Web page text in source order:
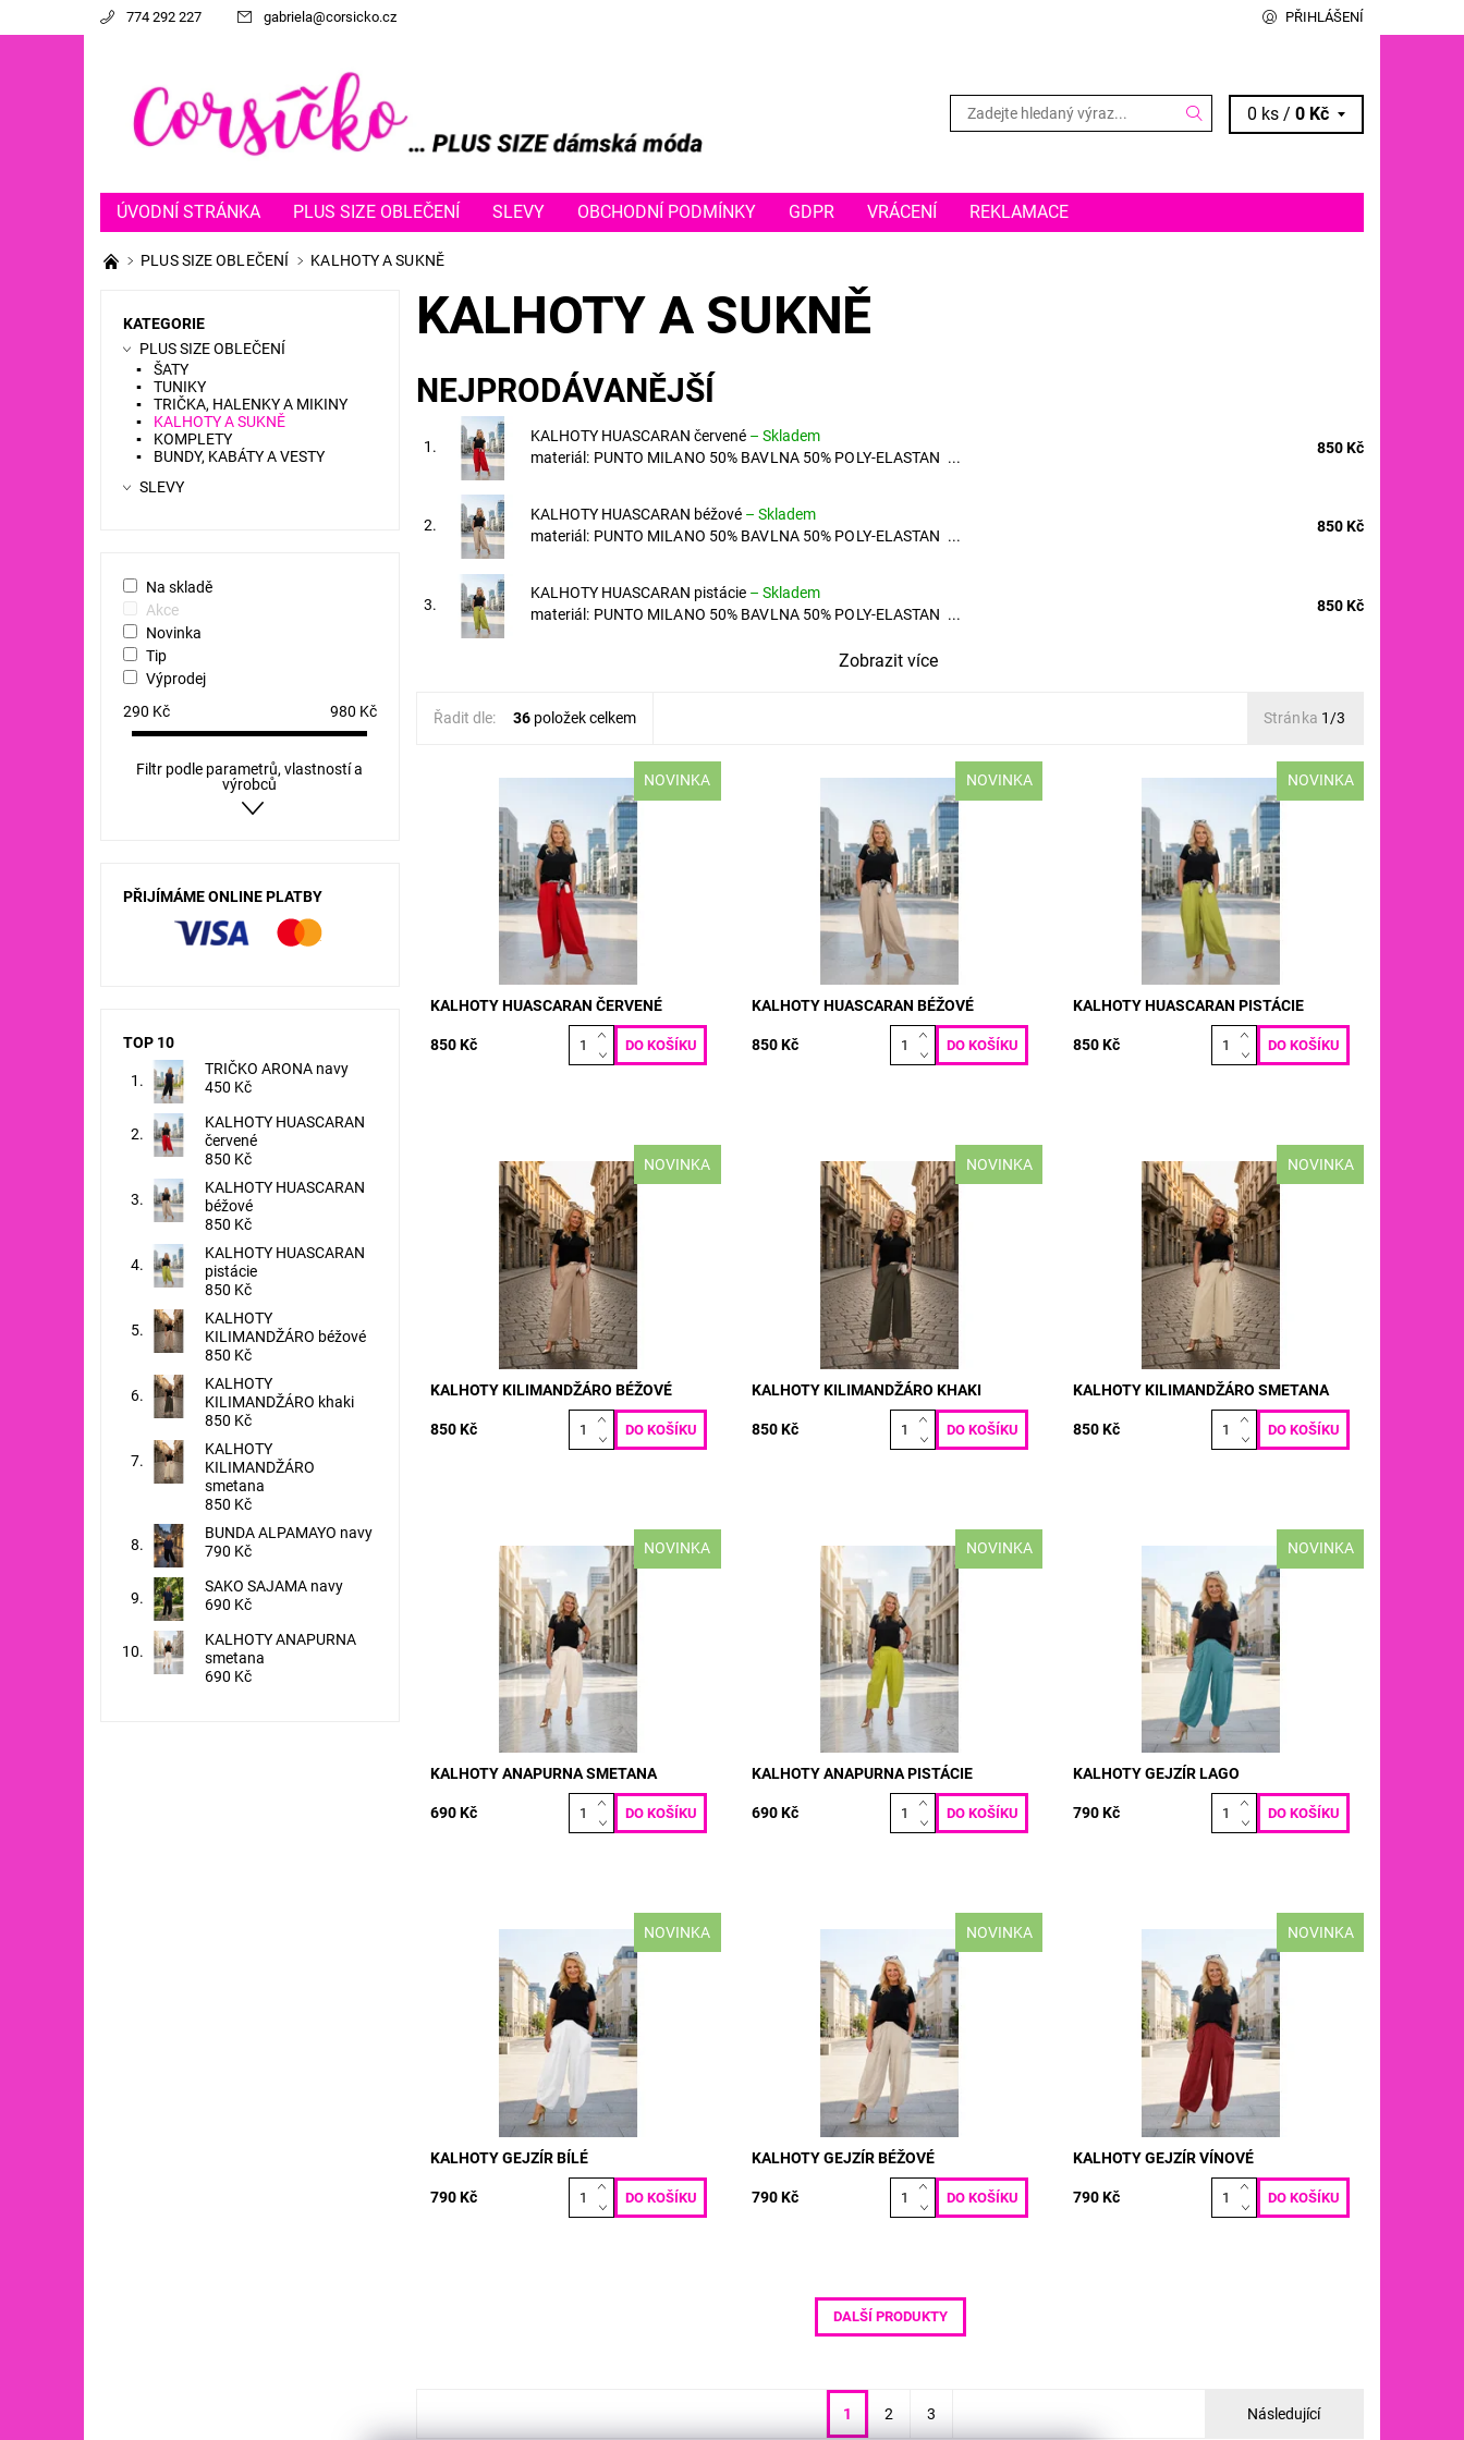
774 292 227 gabriela@corsicko.cz PŘIHLÁŠENÍ
0 ks /0 Kč
ÚVODNÍ STRÁNKA PLUS SIZE OBLEČENÍ SLEVY OBCHODNÍ PODMÍNKY GDPR VRÁCENÍ REKLAMACE
PLUS SIZE OBLEČENÍ KALHOTY A SUKNĚ
KALHOTY A SUKNĚ
NEJPRODÁVANĚJŠÍ
1.
KALHOTY HUASCARAN červené – Skladem
materiál: PUNTO MILANO 50% BAVLNA 50% POLY-ELASTAN ...
850 Kč
2.
KALHOTY HUASCARAN béžové – Skladem
materiál: PUNTO MILANO 50% BAVLNA 50% POLY-ELASTAN ...
850 Kč
3.
KALHOTY HUASCARAN pistácie – Skladem
materiál: PUNTO MILANO 50% BAVLNA 50% POLY-ELASTAN ...
850 Kč
Zobrazit více
Řadit dle: 36položek celkem Stránka 1/3
NOVINKA
materiál: PUNTO MILANO 50% BAVLNA
50% POLY-ELASTAN VELIKOST: pas: 70
- 130 cm boky: max 130 cm délka: 100
Dostupnost:
Skladem
5203
KALHOTY HUASCARAN ČERVENÉ
850 Kč
NOVINKA
materiál: PUNTO MILANO 50% BAVLNA
50% POLY-ELASTAN VELIKOST: pas: 70
- 130 cm boky: max 130 cm délka: 100
Dostupnost:
Skladem
5200
KALHOTY HUASCARAN BÉŽOVÉ
850 Kč
NOVINKA
materiál: PUNTO MILANO 50% BAVLNA
50% POLY-ELASTAN VELIKOST: pas: 70
- 130 cm boky: max 130 cm délka: 100
Dostupnost:
Skladem
5199
KALHOTY HUASCARAN PISTÁCIE
850 Kč
NOVINKA
materiál: PUNTO MILANO 50% BAVLNA
50% POLY-ELASTAN VELIKOST: pas: 70
- 130 cm boky: max 130 cm délka: 100
Dostupnost:
Skladem
5198
KALHOTY KILIMANDŽÁRO BÉŽOVÉ
850 Kč
NOVINKA
materiál: PUNTO MILANO 50% BAVLNA
50% POLY-ELASTAN VELIKOST: pas: 70
- 130 cm boky: max 130 cm délka: 100
Dostupnost:
Skladem
5197
KALHOTY KILIMANDŽÁRO KHAKI
850 Kč
NOVINKA
materiál: PUNTO MILANO 50% BAVLNA
50% POLY-ELASTAN VELIKOST: pas: 70
- 130 cm boky: max 130 cm délka: 100
Dostupnost:
Skladem
5196
KALHOTY KILIMANDŽÁRO SMETANA
850 Kč
NOVINKA
materiál: PUNTO MILANO 50% BAVLNA
50% POLY-ELASTAN VELIKOST: pas: 70
- 120 cm boky: max 120 cm délka: 90
Dostupnost:
Skladem
5159
KALHOTY ANAPURNA SMETANA
690 Kč
NOVINKA
materiál: PUNTO MILANO 50% BAVLNA
50% POLY-ELASTAN VELIKOST: pas: 70
- 120 cm boky: max 120 cm délka: 90
Dostupnost:
Skladem
5158
KALHOTY ANAPURNA PISTÁCIE
690 Kč
NOVINKA
materiál: LEN VISKOZA VELIKOST: pas:
70 - 120 cm boky: max 120 cm délka:
90/100 cm
Dostupnost:
Skladem
5155
KALHOTY GEJZÍR LAGO
790 Kč
NOVINKA
materiál: LEN VISKOZA VELIKOST: pas:
70 - 120 cm boky: max 120 cm délka:
90/100 cm
Dostupnost:
Skladem
5154
KALHOTY GEJZÍR BÍLÉ
790 Kč
NOVINKA
materiál: LEN VISKOZA VELIKOST: pas:
70 - 120 cm boky: max 120 cm délka:
90/100 cm
Dostupnost:
Skladem
5152
KALHOTY GEJZÍR BÉŽOVÉ
790 Kč
NOVINKA
materiál: LEN VISKOZA VELIKOST: pas:
70 - 120 cm boky: max 120 cm délka:
90/100 cm
Dostupnost:
Skladem
5148
KALHOTY GEJZÍR VÍNOVÉ
790 Kč
DALŠÍ PRODUKTY
Následující
1 2 3
KATEGORIE
PLUS SIZE OBLEČENÍ
ŠATY
TUNIKY
TRIČKA, HALENKY A MIKINY
KALHOTY A SUKNĚ
KOMPLETY
BUNDY, KABÁTY A VESTY
SLEVY
Na skladě
Akce
Novinka
Tip
Výprodej
290 Kč 980 Kč
Filtr podle parametrů, vlastností a
výrobců
PŘIJÍMÁME ONLINE PLATBY
TOP 10
TRIČKO ARONA navy
450 Kč
KALHOTY HUASCARAN
červené
850 Kč
KALHOTY HUASCARAN
béžové
850 Kč
KALHOTY HUASCARAN
pistácie
850 Kč
KALHOTY
KILIMANDŽÁRO béžové
850 Kč
KALHOTY
KILIMANDŽÁRO khaki
850 Kč
KALHOTY
KILIMANDŽÁRO
smetana
850 Kč
BUNDA ALPAMAYO navy
790 Kč
SAKO SAJAMA navy
690 Kč
KALHOTY ANAPURNA
smetana
690 Kč